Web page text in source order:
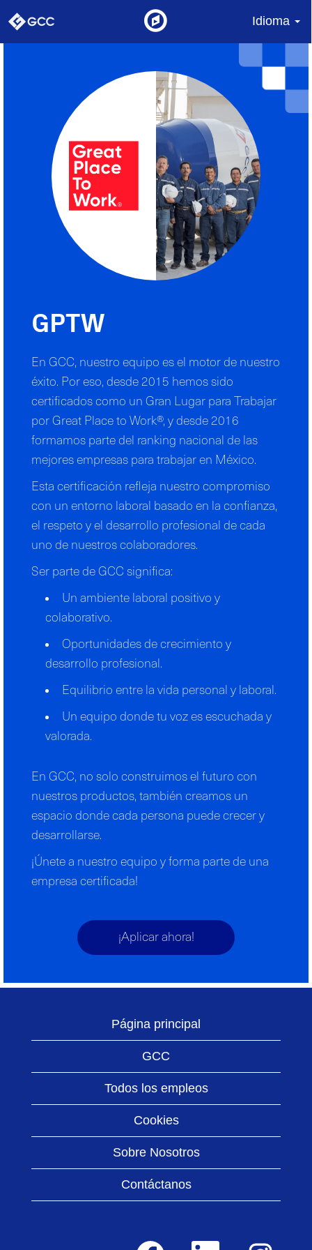
Idioma
GPTW
En GCC, nuestro equipo es el motor de nuestro
éxito. Por eso, desde 2015 hemos sido
certificados como un Gran Lugar para Trabajar
por Great Place to Work®, y desde 2016
formamos parte del ranking nacional de las
mejores empresas para trabajar en México.
Esta certificación refleja nuestro compromiso
con un entorno laboral basado en la confianza,
el respeto y el desarrollo profesional de cada
uno de nuestros colaboradores.
Ser parte de GCC significa:
Un ambiente laboral positivo y
colaborativo.
Oportunidades de crecimiento y
desarrollo profesional.
Equilibrio entre la vida personal y laboral.
Un equipo donde tu voz es escuchada y
valorada.
En GCC, no solo construimos el futuro con
nuestros productos, también creamos un
espacio donde cada persona puede crecer y
desarrollarse.
¡Únete a nuestro equipo y forma parte de una
empresa certificada!
¡Aplicar ahora!
Página principal
GCC
Todos los empleos
Cookies
Sobre Nosotros
Contáctanos
S
S
S